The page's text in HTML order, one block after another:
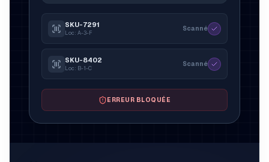
SKU-7291
Loc: A-3-F
Scanné
SKU-8402
Loc: B-1-C
Scanné
ERREUR BLOQUÉE